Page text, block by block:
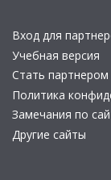
Вход для
Учебная версия
Стать партнером
Политика
Замечания по
Другие сайты